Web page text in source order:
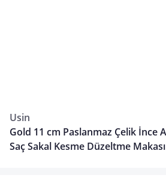
Usin
Gold 11 cm Paslanmaz Çelik İnce
Saç Sakal Kesme Düzeltme Makası